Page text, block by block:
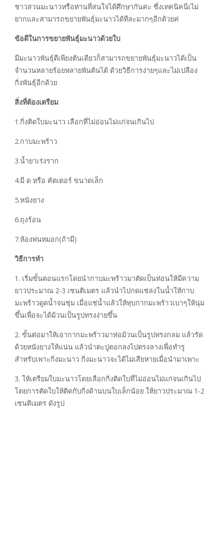
ชาวสวนมะนาวหรือท่านที่สนใจได้ศึกษากันค่ะ ซึ่งเทคนิคนีเไม่
ยากและสามารถขยายพันธุ์มะนาวได้ทีละมากๆอีกด้วยค่
ข้อดีในการขยายพันธุ์มะนาวด้วยใบ
มีมะนาวพันธุ์ดีเพียงต้นเดียวก็สามารถขยายพันธุ์มะนาวได้เป็น
จำนวนหลายร้อยหลายพันต้นได้ ด้วยวิธีการง่ายๆและไม่เปลือง
กิ่งพันธุ์อีกด้วย
สิ่งที่ต้องเตรียม
1.กิ่งติดใบมะนาว เลือกที่ไม่อ่อนไม่แก่จนเกินไป
2.กาบมะพร้าว
3.น้ำยาเร่งราก
4.มี ด หรือ คัตเตอร์ ขนาดเล็ก
5.หนังยาง
6.ถุงร้อน
7.ห้องพ่นหมอก(ถ้ามี)
วิธีการทำ
1. เริ่มขั้นตอนแรกโดยนำกาบมะพร้าวมาตัดเป็นท่อนให้มีความ
ยาวประมาณ 2-3 เซนติเมตร แล้วนำไปกดแช่ลงในน้ำให้กาบ
มะพร้าวดูดน้ำจนชุ่ม เมื่อแช่น้ำแล้วให้ทุบกากมะพร้าวเบาๆให้นุ่ม
ขึ้นเพื่อจะได้ม้วนเป็นรูปทรงง่ายขึ้น
2. ขั้นต่อมาให้เอากากมะพร้าวมาห่อม้วนเป็นรูปทรงกลม แล้วรัด
ด้วยหนังยางให้แน่น แล้วนำตะปูตอกลงไปตรงลางเพื่อทำรู
สำหรับเพาะกิ่งมะนาว กิ่งมะนาวจะได้ไม่เสียหายเมื่อนำมาเพาะ
3. ให้เตรียมใบมะนาวโดยเลือกกิ่งติดใบที่ไม่อ่อนไม่แก่จนเกินไป
โดยการตัดใบให้ติดกับกิ่งด้านบนใบเล็กน้อย ให้ยาวประมาณ 1-2
เซนติเมตร ดังรูป